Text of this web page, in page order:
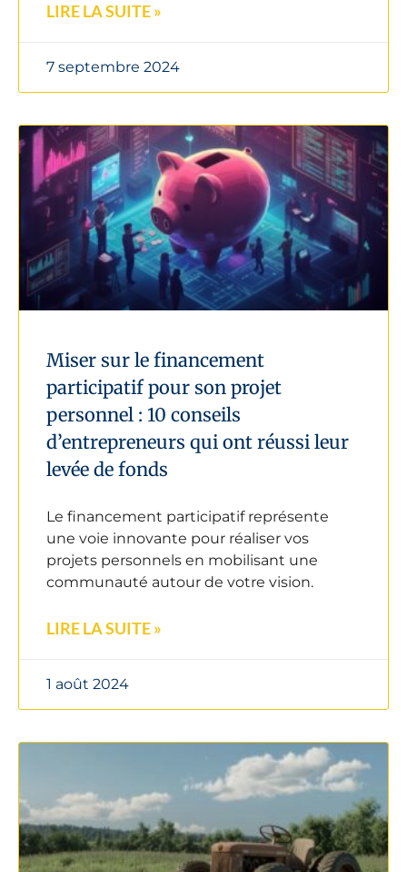
LIRE LA SUITE »
7 septembre 2024
Miser sur le financement
participatif pour son projet
personnel : 10 conseils
d’entrepreneurs qui ont réussi leur
levée de fonds
Le financement participatif représente
une voie innovante pour réaliser vos
projets personnels en mobilisant une
communauté autour de votre vision.
LIRE LA SUITE »
1 août 2024